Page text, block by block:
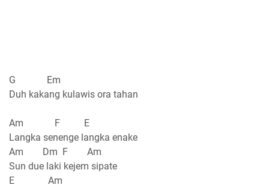
G Em
Duh kakang kulawis ora tahan
Am F E
Langka senenge langka enake
Am Dm F Am
Sun due laki kejem sipate
E Am